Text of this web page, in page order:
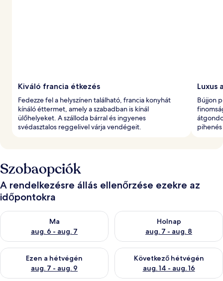
Kiváló francia étkezés
Fedezze fel a helyszínen található, francia konyhát
kínáló éttermet, amely a szabadban is kínál
ülőhelyeket. A szálloda bárral és ingyenes
svédasztalos reggelivel várja vendégeit.
Luxus
Bújjon
Szobaopciók
A rendelkezésre állás ellenőrzése ezekre az
időpontokra
Ma
aug. 6 - aug. 7
A ma esti rendelkezésre állás ellenőrzése: aug. 6 - aug. 7
Holnap
aug. 7 - aug. 8
A holnapi rendelkezésre állás
Ezen a hétvégén
aug. 7 - aug. 9
A mostani hétvégi rendelkezésre állás ellenőrzése: aug. 7 -
Következő hétvégén
aug. 14 - aug. 16
A következő hétvégi